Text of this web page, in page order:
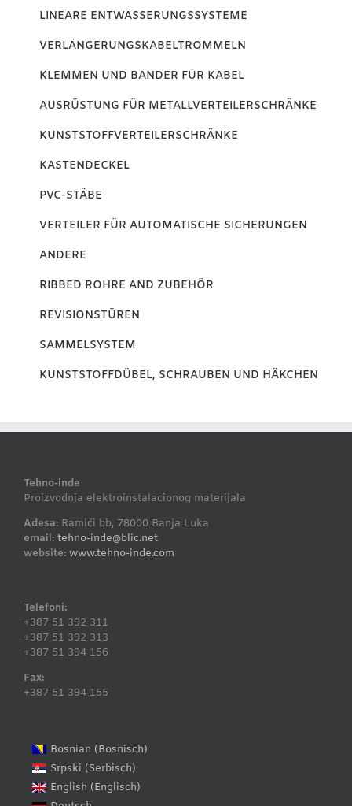
LINEARE ENTWÄSSERUNGSSYSTEME
VERLÄNGERUNGSKABELTROMMELN
KLEMMEN UND BÄNDER FÜR KABEL
AUSRÜSTUNG FÜR METALLVERTEILERSCHRÄNKE
KUNSTSTOFFVERTEILERSCHRÄNKE
KASTENDECKEL
PVC-STÄBE
VERTEILER FÜR AUTOMATISCHE SICHERUNGEN
ANDERE
RIBBED ROHRE AND ZUBEHÖR
REVISIONSTÜREN
SAMMELSYSTEM
KUNSTSTOFFDÜBEL, SCHRAUBEN UND HÄKCHEN
Tehno-inde
Proizvodnja elektroinstalacionog materijala
Adesa: Ramići bb, 78000 Banja Luka
email: tehno-inde@blic.net
website: www.tehno-inde.com
Telefoni:
+387 51 392 311
+387 51 392 313
+387 51 394 156
Fax:
+387 51 394 155
Bosnian (Bosnisch)
Srpski (Serbisch)
English (Englisch)